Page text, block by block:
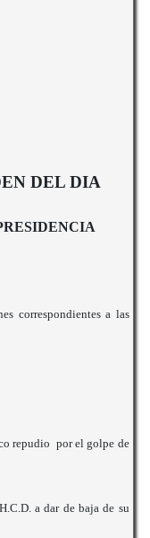
DEL DIA
correspondientes a las
repudio por el golpe de
a dar de baja de su